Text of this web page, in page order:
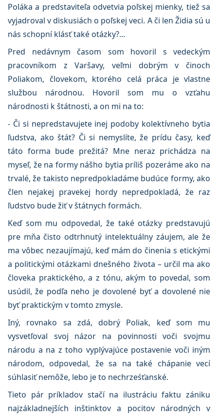
Poláka a predstaviteľa odvetvia poľskej mienky, tiež sa
vyjadroval v diskusiách o poľskej veci. A či len Židia sú u
nás schopní klásť také otázky?...
Pred nedávnym časom som hovoril s vedeckým
pracovníkom z Varšavy, veľmi dobrým v činoch
Poliakom, človekom, ktorého celá práca je vlastne
službou národnou. Hovoril som mu o vzťahu
národnosti k štátnosti, a on mi na to:
- Či si nepredstavujete inej podoby kolektívneho bytia
ľudstva, ako štát? Či si nemyslíte, že prídu časy, keď
táto forma bude prežitá? Mne neraz prichádza na
myseľ, že na formy nášho bytia príliš pozeráme ako na
trvalé, že takisto nepredpokladáme budúce formy, ako
člen nejakej pravekej hordy nepredpokladá, že raz
ľudstvo bude žiť v štátnych formách.
Keď som mu odpovedal, že také otázky predstavujú
pre mňa čisto odtrhnutý intelektuálny záujem, ale že
ma vôbec nezaujímajú, keď mám do činenia s etickými
a politickými otázkami dnešného života – určil ma ako
človeka praktického, a z tónu, akým to povedal, som
usúdil, že podľa neho je dovolené byť a dovolené nie
byť praktickým v tomto zmysle.
Iný, rovnako sa zdá, dobrý Poliak, keď som mu
vysvetľoval svoj názor na povinnosti voči svojmu
národu a na z toho vyplývajúce postavenie voči iným
národom, odpovedal, že sa na také chápanie vecí
súhlasiť nemôže, lebo je to nechrześťanské.
Tieto pár príkladov stačí na ilustráciu faktu zániku
najzákladnejších inštinktov a pocitov národných v